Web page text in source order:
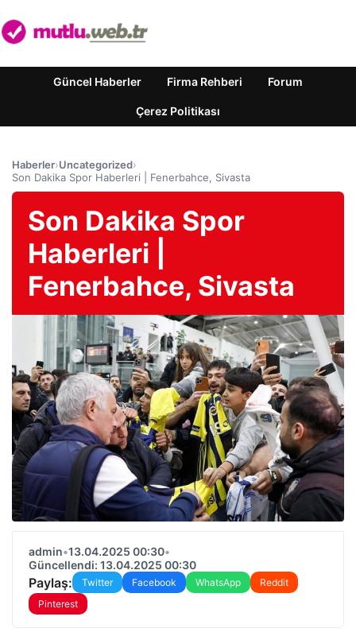
Güncel Haberler Firma Rehberi Forum
Çerez Politikası
Haberler›Uncategorized›
Son Dakika Spor Haberleri | Fenerbahce, Sivasta
Son Dakika Spor
Haberleri |
Fenerbahce, Sivasta
admin•13.04.2025 00:30•
Güncellendi: 13.04.2025 00:30
Paylaş: Twitter Facebook WhatsApp
Reddit
Pinterest